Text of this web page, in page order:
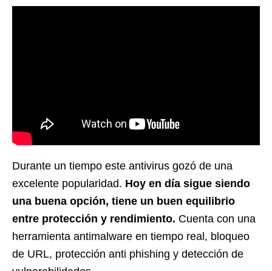
Durante un tiempo este antivirus gozó de una
excelente popularidad. Hoy en día sigue siendo
una buena opción, tiene un buen equilibrio
entre protección y rendimiento. Cuenta con una
herramienta antimalware en tiempo real, bloqueo
de URL, protección anti phishing y detección de